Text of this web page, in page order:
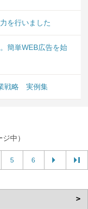
を行いました
簡単WEB広告を始
戦略 実例集
中）
5 6